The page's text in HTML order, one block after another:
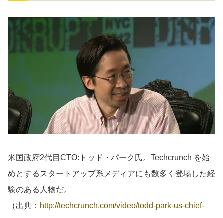
米国政府2代目CTO:トッド・パーク氏。Techcrunch を始
めとするスタートアップ系メディアにも数多く登場した経
験のある人物だ。
（出典： http://techcrunch.com/video/todd-park-us-chief-